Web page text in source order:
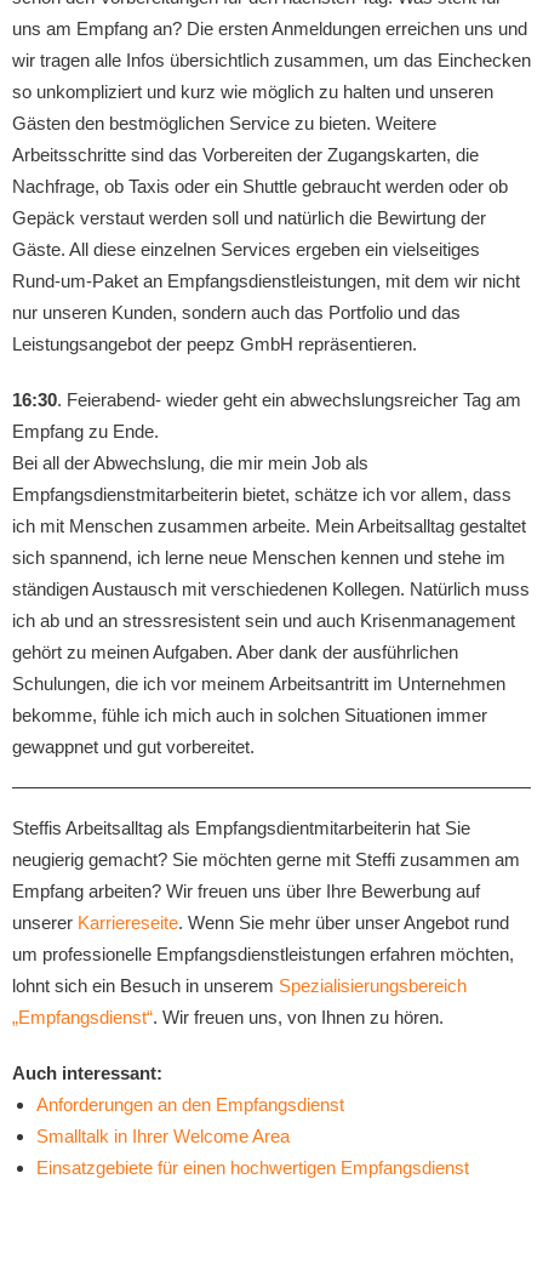
uns am Empfang an? Die ersten Anmeldungen erreichen uns und
wir tragen alle Infos übersichtlich zusammen, um das Einchecken
so unkompliziert und kurz wie möglich zu halten und unseren
Gästen den bestmöglichen Service zu bieten. Weitere
Arbeitsschritte sind das Vorbereiten der Zugangskarten, die
Nachfrage, ob Taxis oder ein Shuttle gebraucht werden oder ob
Gepäck verstaut werden soll und natürlich die Bewirtung der
Gäste. All diese einzelnen Services ergeben ein vielseitiges
Rund-um-Paket an Empfangsdienstleistungen, mit dem wir nicht
nur unseren Kunden, sondern auch das Portfolio und das
Leistungsangebot der peepz GmbH repräsentieren.
16:30. Feierabend- wieder geht ein abwechslungsreicher Tag am
Empfang zu Ende.
Bei all der Abwechslung, die mir mein Job als
Empfangsdienstmitarbeiterin bietet, schätze ich vor allem, dass
ich mit Menschen zusammen arbeite. Mein Arbeitsalltag gestaltet
sich spannend, ich lerne neue Menschen kennen und stehe im
ständigen Austausch mit verschiedenen Kollegen. Natürlich muss
ich ab und an stressresistent sein und auch Krisenmanagement
gehört zu meinen Aufgaben. Aber dank der ausführlichen
Schulungen, die ich vor meinem Arbeitsantritt im Unternehmen
bekomme, fühle ich mich auch in solchen Situationen immer
gewappnet und gut vorbereitet.
Steffis Arbeitsalltag als Empfangsdientmitarbeiterin hat Sie
neugierig gemacht? Sie möchten gerne mit Steffi zusammen am
Empfang arbeiten? Wir freuen uns über Ihre Bewerbung auf
unserer Karriereseite. Wenn Sie mehr über unser Angebot rund
um professionelle Empfangsdienstleistungen erfahren möchten,
lohnt sich ein Besuch in unserem Spezialisierungsbereich
„Empfangsdienst“. Wir freuen uns, von Ihnen zu hören.
Auch interessant:
Anforderungen an den Empfangsdienst
Smalltalk in Ihrer Welcome Area
Einsatzgebiete für einen hochwertigen Empfangsdienst